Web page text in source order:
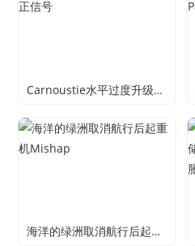
Carnoustie水平过度升级的正信号
海洋的绿洲取消航行后起重机Mishap